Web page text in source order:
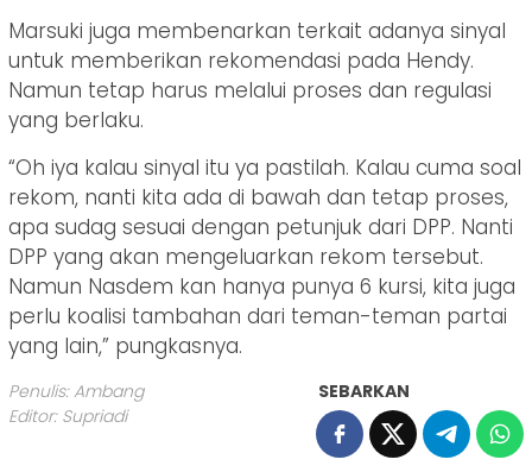
Marsuki juga membenarkan terkait adanya sinyal
untuk memberikan rekomendasi pada Hendy.
Namun tetap harus melalui proses dan regulasi
yang berlaku.
“Oh iya kalau sinyal itu ya pastilah. Kalau cuma soal
rekom, nanti kita ada di bawah dan tetap proses,
apa sudag sesuai dengan petunjuk dari DPP. Nanti
DPP yang akan mengeluarkan rekom tersebut.
Namun Nasdem kan hanya punya 6 kursi, kita juga
perlu koalisi tambahan dari teman-teman partai
yang lain,” pungkasnya.
Penulis: Ambang
Editor: Supriadi
SEBARKAN